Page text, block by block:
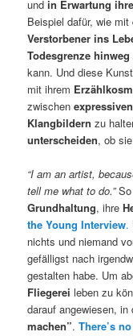
undin Erwartung
Beispiel dafür, wie
Verstorbener ins
Todesgrenze
kann. Und diese
mit ihrem
zwischen
Klangbildern zu
unterscheiden, ob
“I am an artist,
tell me what to do.”So
Grundhaltung, ihre
the Young Interview.
nichts und niemand
gefälligst nach
gestalten habe. Um
Fliegerei leben zu
darauf angewiesen,
machen”.There’s